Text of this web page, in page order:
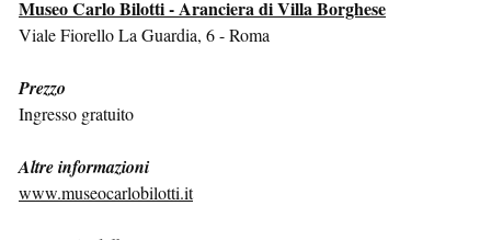
Museo Carlo Bilotti - Aranciera di Villa Borghese
Viale Fiorello La Guardia, 6 - Roma
Prezzo
Ingresso gratuito
Altre informazioni
www.museocarlobilotti.it